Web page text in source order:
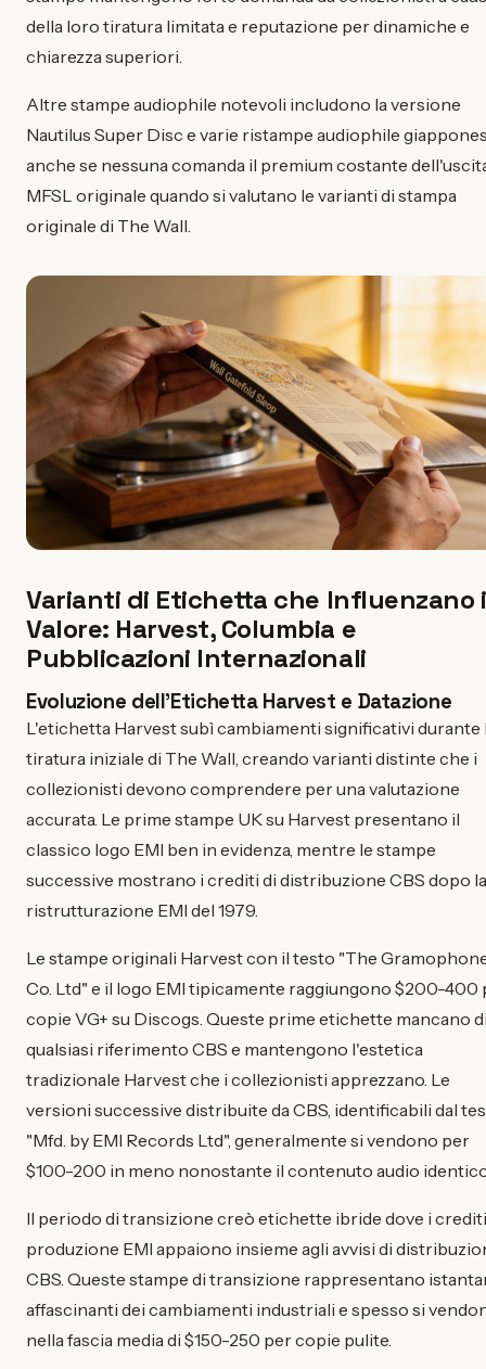
della loro tiratura limitata e reputazione per dinamiche e
chiarezza superiori.
Altre stampe audiophile notevoli includono la versione
Nautilus Super Disc e varie ristampe audiophile
anche se nessuna comanda il premium costante
MFSL originale quando si valutano le varianti di stampa
originale di The Wall.
Varianti di Etichetta che Influenzano
Valore: Harvest, Columbia e
Pubblicazioni Internazionali
Evoluzione dell'Etichetta Harvest e Datazione
L'etichetta Harvest subì cambiamenti significativi durante
tiratura iniziale di The Wall, creando varianti distinte che i
collezionisti devono comprendere per una valutazione
accurata. Le prime stampe UK su Harvest presentano il
classico logo EMI ben in evidenza, mentre le stampe
successive mostrano i crediti di distribuzione CBS dopo la
ristrutturazione EMI del 1979.
Le stampe originali Harvest con il testo "The
Co. Ltd" e il logo EMI tipicamente raggiungono $200-400
copie VG+ su Discogs. Queste prime etichette mancano
qualsiasi riferimento CBS e mantengono l'estetica
tradizionale Harvest che i collezionisti apprezzano. Le
versioni successive distribuite da CBS, identificabili dal
"Mfd. by EMI Records Ltd", generalmente si vendono per
$100-200 in meno nonostante il contenuto audio
Il periodo di transizione creò etichette ibride dove i
produzione EMI appaiono insieme agli avvisi di
CBS. Queste stampe di transizione rappresentano
affascinanti dei cambiamenti industriali e spesso si
nella fascia media di $150-250 per copie pulite.